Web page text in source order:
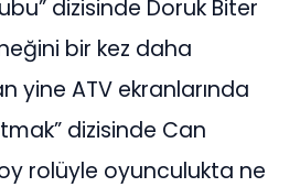
dizisinde Doruk Biter
bir kez daha
yine ATV ekranlarında
dizisinde Can
rolüyle oyunculukta ne